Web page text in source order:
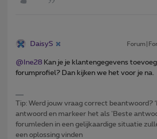
DaisyS
@Ine28 Kan je je klantengegevens
forumprofiel? Dan kijken we het voor je na.
Tip: Werd jouw vraag correct beantwoord?
antwoord en markeer het als 'Beste
forumleden in een gelijkaardige situatie
een oplossing vinden